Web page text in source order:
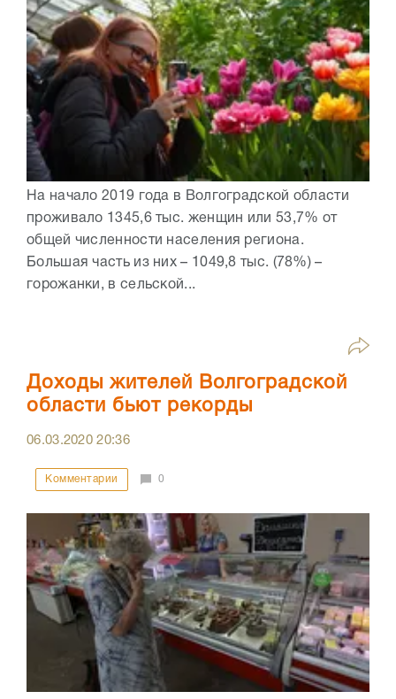
На начало 2019 года в Волгоградской области
проживало 1345,6 тыс. женщин или 53,7% от
общей численности населения региона.
Большая часть из них – 1049,8 тыс. (78%) –
горожанки, в сельской...
Доходы жителей Волгоградской
области бьют рекорды
06.03.202020:36
Комментарии 0